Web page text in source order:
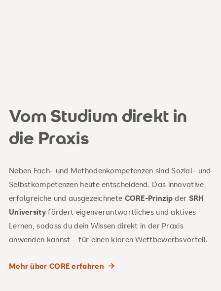
Vom Studium direkt in
die Praxis
Neben Fach- und Methodenkompetenzen sind Sozial- und
Selbstkompetenzen heute entscheidend. Das innovative,
erfolgreiche und ausgezeichnete CORE-Prinzip der SRH
Universityfördert eigenverantwortliches und aktives
Lernen, sodass du dein Wissen direkt in der Praxis
anwenden kannst – für einen klaren Wettbewerbsvorteil.
Mehr über CORE erfahren